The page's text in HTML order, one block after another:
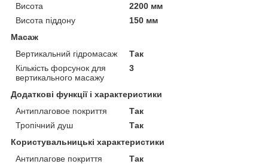
Висота
2200 мм
Висота піддону
150 мм
Масаж
Вертикальний гідромасаж
Так
Кількість форсунок для
вертикального масажу
3
Додаткові функції і характеристики
Антиплаговое покриття
Так
Тропічний душ
Так
Користувальницькі характеристики
Антиплагове покриття
Так